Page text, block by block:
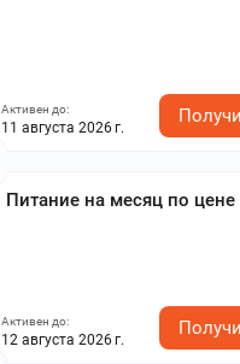
Активен до:
11 августа 2026 г.
Питание на месяц по
Активен до:
12 августа 2026 г.